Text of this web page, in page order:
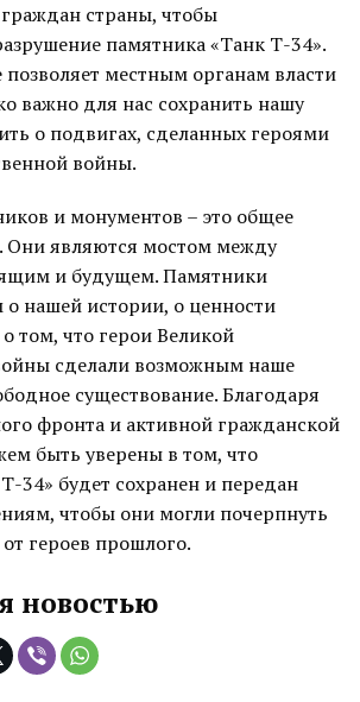
страны, чтобы
памятника «Танк Т-34».
местным органам власти
важно для нас сохранить нашу
о подвигах, сделанных героями
войны.
и монументов – это общее
Они являются мостом между
и будущем. Памятники
нашей истории, о ценности
том, что герои Великой
сделали возможным наше
существование. Благодаря
фронта и активной гражданской
быть уверены в том, что
34» будет сохранен и передан
чтобы они могли почерпнуть
героев прошлого.
новостью